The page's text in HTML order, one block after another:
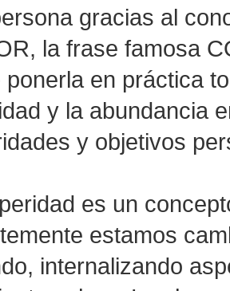
gracias al
la frase famosa
ponerla en práctica
y la abundancia
y objetivos
es un
estamos
internalizando